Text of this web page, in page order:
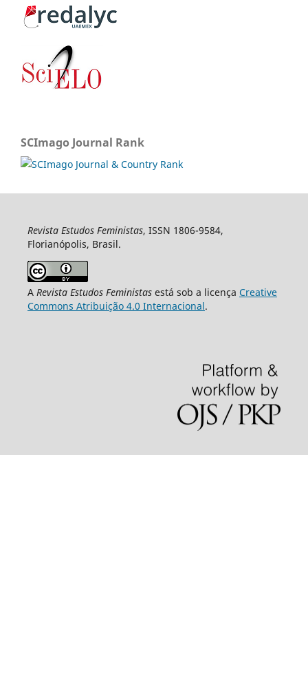
SCImago Journal Rank
Revista Estudos Feministas, ISSN 1806-9584,
Florianópolis, Brasil.
A Revista Estudos Feministasestá sob a licença Creative
Commons Atribuição 4.0 Internacional.